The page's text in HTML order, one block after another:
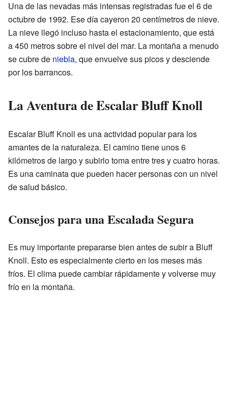
Una de las nevadas más intensas registradas fue el 6 de
octubre de 1992. Ese día cayeron 20 centímetros de nieve.
La nieve llegó incluso hasta el estacionamiento, que está
a 450 metros sobre el nivel del mar. La montaña a menudo
se cubre de niebla, que envuelve sus picos y desciende
por los barrancos.
La Aventura de Escalar Bluff Knoll
Escalar Bluff Knoll es una actividad popular para los
amantes de la naturaleza. El camino tiene unos 6
kilómetros de largo y subirlo toma entre tres y cuatro horas.
Es una caminata que pueden hacer personas con un nivel
de salud básico.
Consejos para una Escalada Segura
Es muy importante prepararse bien antes de subir a Bluff
Knoll. Esto es especialmente cierto en los meses más
fríos. El clima puede cambiar rápidamente y volverse muy
frío en la montaña.